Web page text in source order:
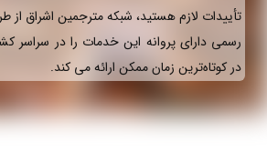
تأییدات لازم هستید، شبکه مترجمین اشراق از
رسمی دارای پروانه این خدمات را در سراسر
در کوتاه‌ترین زمان ممکن ارائه می‌ کند.